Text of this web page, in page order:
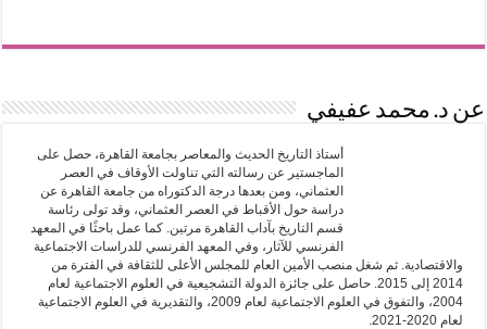
عن د. محمد عفيفي
أستاذ التاريخ الحديث والمعاصر بجامعة القاهرة، حصل على
الماجستير عن رسالته التي تناولت الأوقاف في العصر
العثماني، ومن بعدها درجة الدكتوراه من جامعة القاهرة عن
دراسة حول الأقباط في العصر العثماني، وقد تولى رئاسة
قسم التاريخ بآداب القاهرة مرتين. كما عمل باحثًا في المعهد
الفرنسي للآثار، وفي المعهد الفرنسي للدراسات الاجتماعية
والاقتصادية. ثم شغل منصب الأمين العام للمجلس الأعلى للثقافة في الفترة من
2014 إلى 2015. حاصل على جائزة الدولة التشجيعية في العلوم الاجتماعية لعام
2004، والتفوق في العلوم الاجتماعية لعام 2009، والتقديرية في العلوم الاجتماعية
لعام 2020-2021.